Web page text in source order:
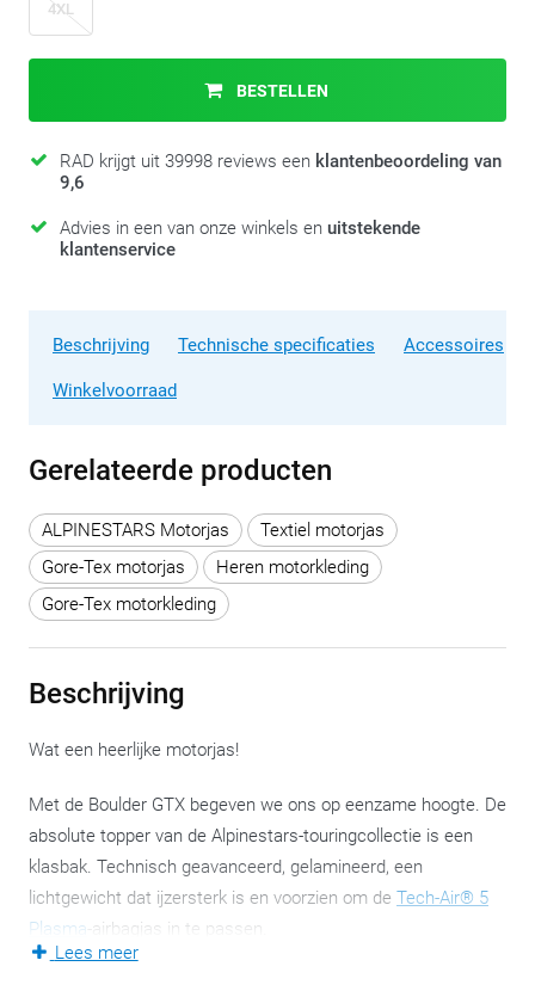
4XL
BESTELLEN
RAD krijgt uit 39998 reviews een klantenbeoordeling van
9,6
Advies in een van onze winkels en uitstekende
klantenservice
Beschrijving Technische specificaties Accessoires
Winkelvoorraad
Gerelateerde producten
ALPINESTARS Motorjas
Textiel motorjas
Gore-Tex motorjas
Heren motorkleding
Gore-Tex motorkleding
Beschrijving
Wat een heerlijke motorjas!
Met de Boulder GTX begeven we ons op eenzame hoogte. De
absolute topper van de Alpinestars-touringcollectie is een
klasbak. Technisch geavanceerd, gelamineerd, een
lichtgewicht dat ijzersterk is en voorzien om de Tech-Air® 5
Plasma -airbagjas in te passen.
Lees meer